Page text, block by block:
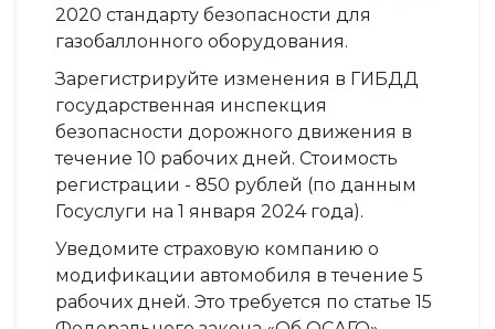
2020 стандарту безопасности для
газобаллонного оборудования.
Зарегистрируйте изменения в ГИБДД
государственная инспекция
безопасности дорожного движения в
течение 10 рабочих дней. Стоимость
регистрации - 850 рублей (по данным
Госуслуги на 1 января 2024 года).
Уведомите страховую компанию о
модификации автомобиля в течение 5
рабочих дней. Это требуется по статье 15